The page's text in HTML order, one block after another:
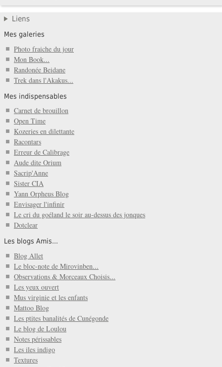
Liens
Mes galeries
Photo fraiche du jour
Mon Book...
Randonée Beidane
Trek dans l'Akakus...
Mes indispensables
Carnet de brouillon
Open Time
Kozeries en dilettante
Racontars
Erreur de Calibrage
Aude dite Orium
Sacrip'Anne
Sister CIA
Yann Orpheus Blog
Envisager l'infinir
Le cri du goéland le soir au-dessus des jonques
Dotclear
Les blogs Amis...
Blog Allet
Le bloc-note de Mirovinben...
Observations & Morceaux Choisis...
Les yeux ouvert
Mus virginie et les enfants
Mattoo Blog
Les ptites banalités de Cunégonde
Le blog de Loulou
Notes périssables
Les iles indigo
Textures